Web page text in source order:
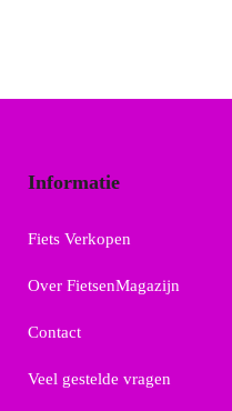
Informatie
Fiets Verkopen
Over FietsenMagazijn
Contact
Veel gestelde vragen